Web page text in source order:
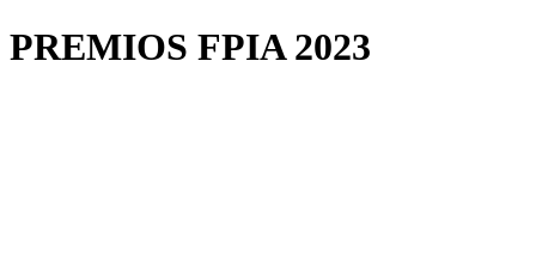
PREMIOS FPIA 2023